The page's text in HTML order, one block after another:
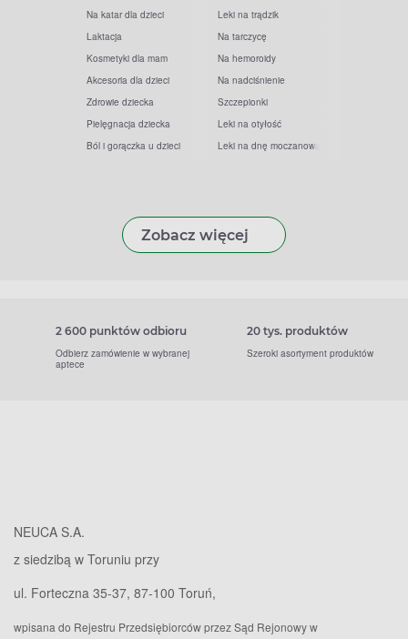
Na katar dla dzieci
Laktacja
Kosmetyki dla mam
Akcesoria dla dzieci
Zdrowie dziecka
Pielęgnacja dziecka
Ból i gorączka u dzieci
Leki na trądzik
Na tarczycę
Na hemoroidy
Na nadciśnienie
Szczepionki
Leki na otyłość
Leki na dnę moczanową
Zobacz więcej
2 600 punktów odbioru
Odbierz zamówienie w wybranej
aptece
20 tys. produktów
Szeroki asortyment produktów
NEUCA S.A.
z siedzibą w Toruniu przy
ul. Forteczna 35-37, 87-100 Toruń,
wpisana do Rejestru Przedsiębiorców przez Sąd Rejonowy w